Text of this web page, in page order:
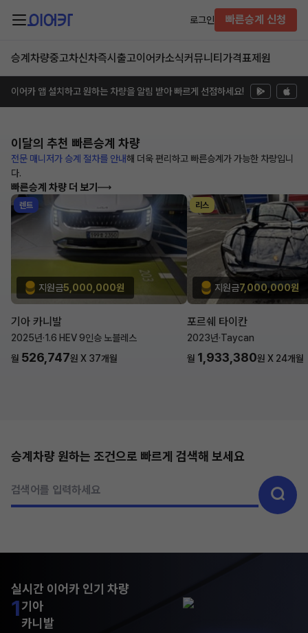
로그인 빠른승계 신청
승계차량중고차신차즉시출고이어카소식커뮤니티 가격표제원
이어카 앱 설치하고 원하는 차량을 알림 받아 빠르게 선점하세요!
이달의 추천 빠른승계 차량
전문 매니저가 승계 절차를 안내해 더욱 편리하고 빠른승계가 가능한 차량입니
다.
빠른승계 차량 더 보기
렌트
지원금5,000,000원
기아 카니발
2025년·1.6 HEV 9인승 노블레스
월 526,747원 X 37개월
리스
지원금7,000,000원
포르쉐 타이칸
2023년·Taycan
월 1,933,380원 X 24개월
승계차량 원하는 조건으로 빠르게 검색해 보세요
검색어를 입력하세요
실시간 이어카 인기 차량
1기아
카니발